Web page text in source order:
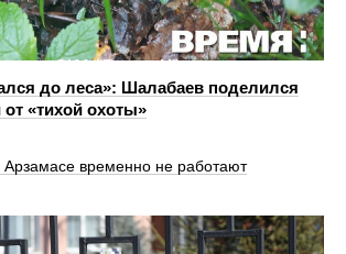
до леса»: Шалабаев поделился
«тихой охоты»
Арзамасе временно не работают